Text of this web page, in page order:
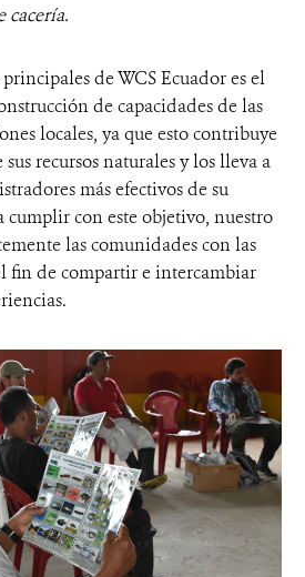
cacería.
de WCS Ecuador es el
de capacidades de las
locales, ya que esto contribuye
recursos naturales y los lleva a
más efectivos de su
cumplir con este objetivo, nuestro
las comunidades con las
fin de compartir e intercambiar